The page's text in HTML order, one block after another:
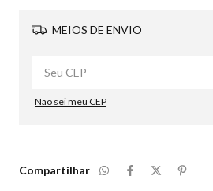
MEIOS DE ENVIO
Não sei meu CEP
Compartilhar